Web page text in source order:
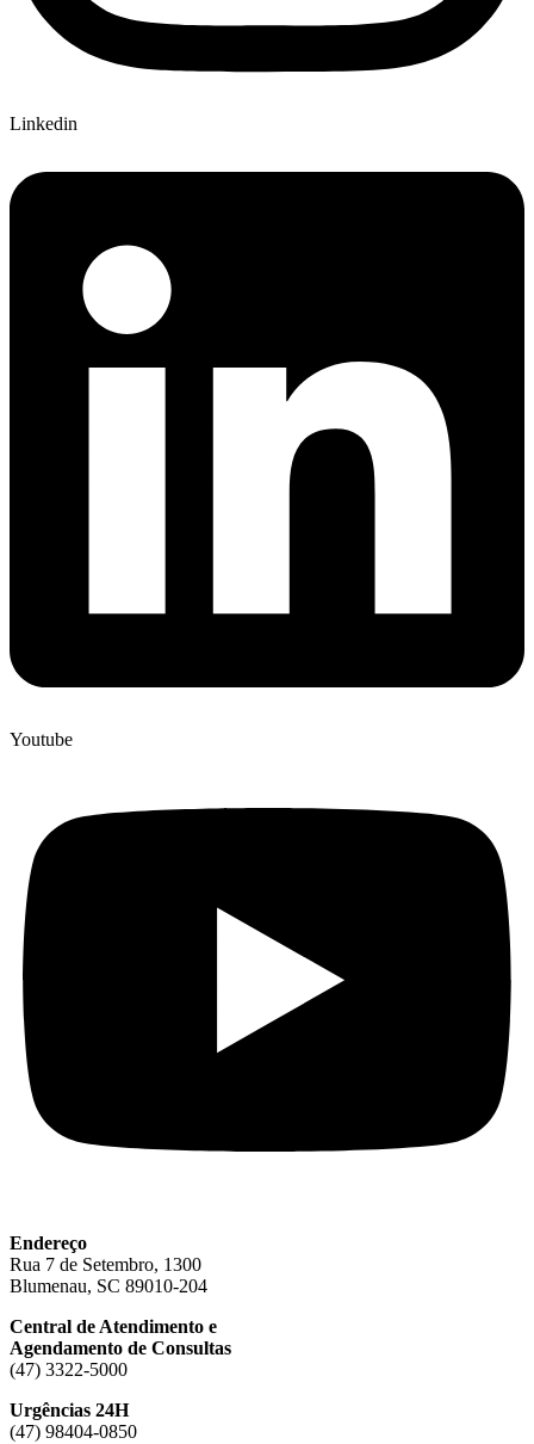
Linkedin
Youtube
Endereço
Rua 7 de Setembro, 1300
Blumenau, SC 89010-204
Central de Atendimento e
Agendamento de Consultas
(47) 3322-5000
Urgências 24H
(47) 98404-0850